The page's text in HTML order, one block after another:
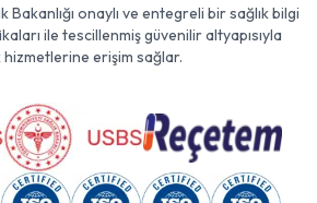
onaylı ve entegreli bir sağlık bilgi
ile tescillenmiş güvenilir altyapısıyla
hizmetlerine erişim sağlar.